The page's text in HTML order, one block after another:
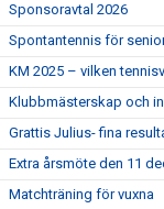
Sponsoravtal 2026
Spontantennis för
KM 2025 – vilken
Klubbmästerskap och
Grattis Julius- fina
Extra årsmöte den 11
Matchträning för vuxna